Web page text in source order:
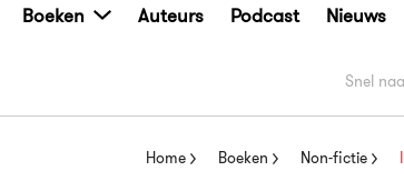
Boeken Auteurs Podcast Nieuws
Snel
Home Boeken Non-fictie